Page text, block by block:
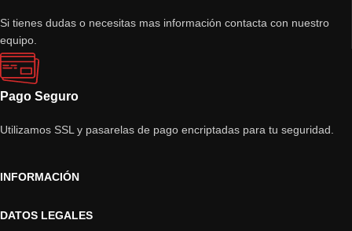
Si tienes dudas o necesitas mas información contacta con nuestro
equipo.
Pago Seguro
Utilizamos SSL y pasarelas de pago encriptadas para tu seguridad.
INFORMACIÓN
DATOS LEGALES